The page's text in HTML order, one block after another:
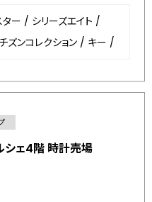
ー / シリーズエイト /
ズンコレクション / キー /
シェ4階 時計売場